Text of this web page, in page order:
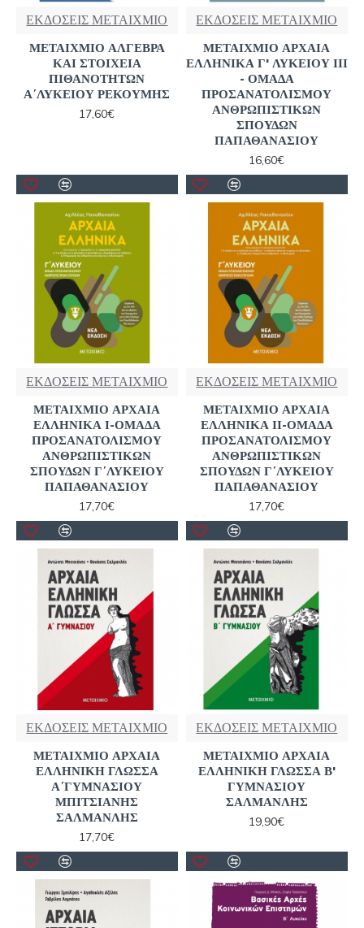
ΕΚΔΟΣΕΙΣ ΜΕΤΑΙΧΜΙΟ
ΜΕΤΑΙΧΜΙΟ ΑΛΓΕΒΡΑ
ΚΑΙ ΣΤΟΙΧΕΙΑ
ΠΙΘΑΝΟΤΗΤΩΝ
Α΄ΛΥΚΕΙΟΥ ΡΕΚΟΥΜΗΣ
17,60€
ΕΚΔΟΣΕΙΣ ΜΕΤΑΙΧΜΙΟ
ΜΕΤΑΙΧΜΙΟ ΑΡΧΑΙΑ
ΕΛΛΗΝΙΚΑ Γ' ΛΥΚΕΙΟΥ ΙΙΙ
- ΟΜΑΔΑ
ΠΡΟΣΑΝΑΤΟΛΙΣΜΟΥ
ΑΝΘΡΩΠΙΣΤΙΚΩΝ
ΣΠΟΥΔΩΝ
ΠΑΠΑΘΑΝΑΣΙΟΥ
16,60€
ΕΚΔΟΣΕΙΣ ΜΕΤΑΙΧΜΙΟ
ΜΕΤΑΙΧΜΙΟ ΑΡΧΑΙΑ
ΕΛΛΗΝΙΚΑ Ι-ΟΜΑΔΑ
ΠΡΟΣΑΝΑΤΟΛΙΣΜΟΥ
ΑΝΘΡΩΠΙΣΤΙΚΩΝ
ΣΠΟΥΔΩΝ Γ΄ΛΥΚΕΙΟΥ
ΠΑΠΑΘΑΝΑΣΙΟΥ
17,70€
ΕΚΔΟΣΕΙΣ ΜΕΤΑΙΧΜΙΟ
ΜΕΤΑΙΧΜΙΟ ΑΡΧΑΙΑ
ΕΛΛΗΝΙΚΑ ΙΙ-ΟΜΑΔΑ
ΠΡΟΣΑΝΑΤΟΛΙΣΜΟΥ
ΑΝΘΡΩΠΙΣΤΙΚΩΝ
ΣΠΟΥΔΩΝ Γ΄ΛΥΚΕΙΟΥ
ΠΑΠΑΘΑΝΑΣΙΟΥ
17,70€
ΕΚΔΟΣΕΙΣ ΜΕΤΑΙΧΜΙΟ
ΜΕΤΑΙΧΜΙΟ ΑΡΧΑΙΑ
ΕΛΛΗΝΙΚΗ ΓΛΩΣΣΑ
Α΄ΓΥΜΝΑΣΙΟΥ
ΜΠΙΤΣΙΑΝΗΣ
ΣΑΛΜΑΝΛΗΣ
17,70€
ΕΚΔΟΣΕΙΣ ΜΕΤΑΙΧΜΙΟ
ΜΕΤΑΙΧΜΙΟ ΑΡΧΑΙΑ
ΕΛΛΗΝΙΚΗ ΓΛΩΣΣΑ Β'
ΓΥΜΝΑΣΙΟΥ
ΣΑΛΜΑΝΛΗΣ
19,90€